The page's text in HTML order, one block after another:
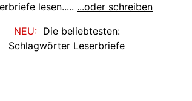
lesen..... ...oder schreiben
NEU:Die beliebtesten:
Schlagwörter Leserbriefe